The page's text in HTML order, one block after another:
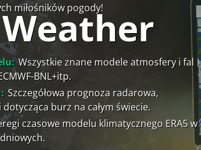
miłośników pogody!
Wszystkie znane modele atmosfery i fal
BNL+itp.
Szczegółowa prognoza radarowa,
burz na całym świecie.
czasowe modelu klimatycznego ERA5 w